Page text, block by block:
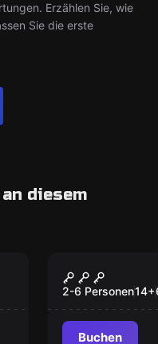
Erzählen Sie, wie
Sie die erste
diesem
Neu
Das
2-6 Personen14+
Buchen